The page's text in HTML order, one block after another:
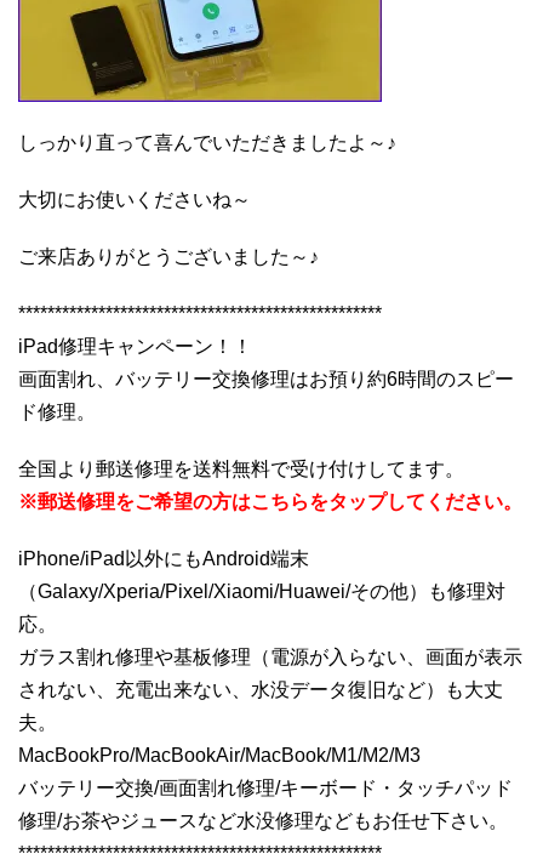
しっかり直って喜んでいただきましたよ～♪
大切にお使いくださいね～
ご来店ありがとうございました～♪
**************************************************
iPad修理キャンペーン！！
画面割れ、バッテリー交換修理はお預り約6時間のスピー
ド修理。
全国より郵送修理を送料無料で受け付けしてます。
※郵送修理をご希望の方はこちらをタップしてください。
iPhone/iPad以外にもAndroid端末
（Galaxy/Xperia/Pixel/Xiaomi/Huawei/その他）も修理対
応。
ガラス割れ修理や基板修理（電源が入らない、画面が表示
されない、充電出来ない、水没データ復旧など）も大丈
夫。
MacBookPro/MacBookAir/MacBook/M1/M2/M3
バッテリー交換/画面割れ修理/キーボード・タッチパッド
修理/お茶やジュースなど水没修理などもお任せ下さい。
**************************************************